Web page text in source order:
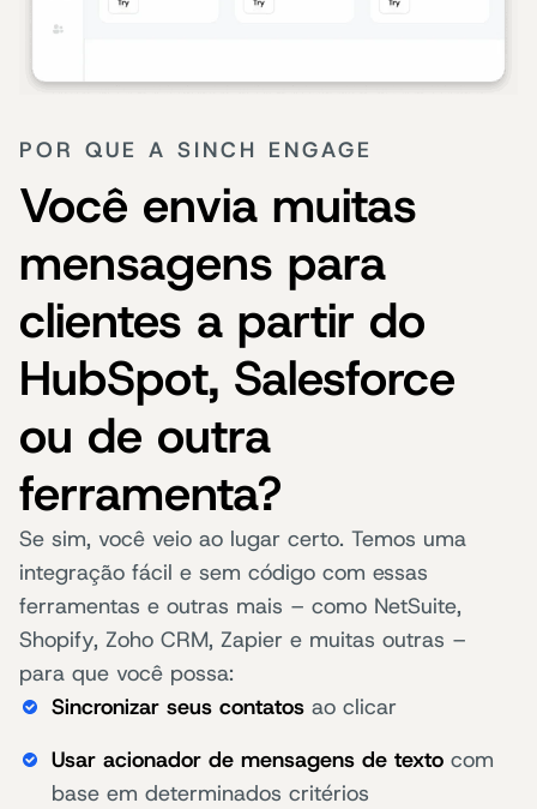
POR QUE A SINCH ENGAGE
Você envia muitas
mensagens para
clientes a partir do
HubSpot, Salesforce
ou de outra
ferramenta?
Se sim, você veio ao lugar certo. Temos uma
integração fácil e sem código com essas
ferramentas e outras mais – como NetSuite,
Shopify, Zoho CRM, Zapier e muitas outras –
para que você possa:
Sincronizar seus contatos ao clicar
Usar acionador de mensagens de texto com
base em determinados critérios